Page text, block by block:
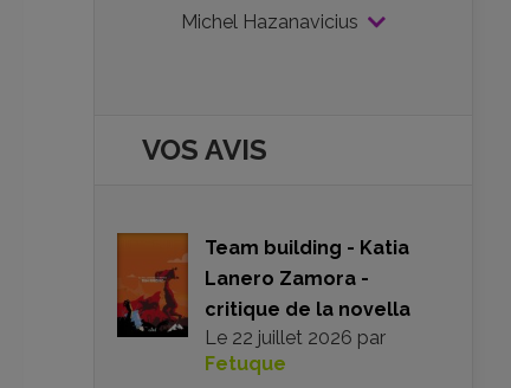
Michel Hazanavicius
VOS AVIS
Team building - Katia
Lanero Zamora -
critique de la novella
Le 22 juillet 2026 par
Fetuque